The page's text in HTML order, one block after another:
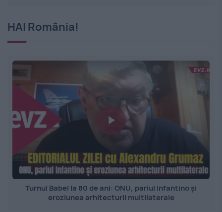
HAI România!
Turnul Babel la 80 de ani: ONU, pariul Infantino și
eroziunea arhitecturii multilaterale